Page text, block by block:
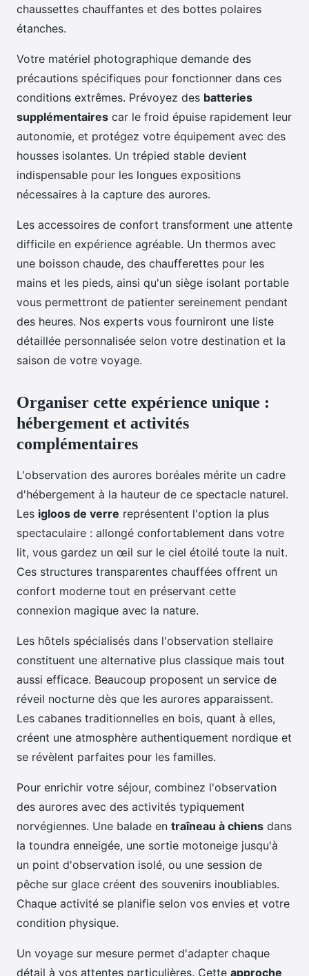
chaussettes chauffantes et des bottes polaires
étanches.
Votre matériel photographique demande des
précautions spécifiques pour fonctionner dans ces
conditions extrêmes. Prévoyez des batteries
supplémentaires car le froid épuise rapidement leur
autonomie, et protégez votre équipement avec des
housses isolantes. Un trépied stable devient
indispensable pour les longues expositions
nécessaires à la capture des aurores.
Les accessoires de confort transforment une attente
difficile en expérience agréable. Un thermos avec
une boisson chaude, des chaufferettes pour les
mains et les pieds, ainsi qu'un siège isolant portable
vous permettront de patienter sereinement pendant
des heures. Nos experts vous fourniront une liste
détaillée personnalisée selon votre destination et la
saison de votre voyage.
Organiser cette expérience unique :
hébergement et activités
complémentaires
L'observation des aurores boréales mérite un cadre
d'hébergement à la hauteur de ce spectacle naturel.
Les igloos de verre représentent l'option la plus
spectaculaire : allongé confortablement dans votre
lit, vous gardez un œil sur le ciel étoilé toute la nuit.
Ces structures transparentes chauffées offrent un
confort moderne tout en préservant cette
connexion magique avec la nature.
Les hôtels spécialisés dans l'observation stellaire
constituent une alternative plus classique mais tout
aussi efficace. Beaucoup proposent un service de
réveil nocturne dès que les aurores apparaissent.
Les cabanes traditionnelles en bois, quant à elles,
créent une atmosphère authentiquement nordique et
se révèlent parfaites pour les familles.
Pour enrichir votre séjour, combinez l'observation
des aurores avec des activités typiquement
norvégiennes. Une balade en traîneau à chiens dans
la toundra enneigée, une sortie motoneige jusqu'à
un point d'observation isolé, ou une session de
pêche sur glace créent des souvenirs inoubliables.
Chaque activité se planifie selon vos envies et votre
condition physique.
Un voyage sur mesure permet d'adapter chaque
détail à vos attentes particulières. Cette approche